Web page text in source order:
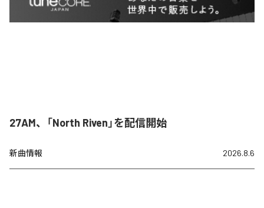
27AM、「North Riven」を配信開始
新曲情報 2026.8.6